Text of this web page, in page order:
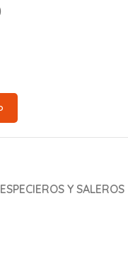
ESPECIEROS Y SALEROS